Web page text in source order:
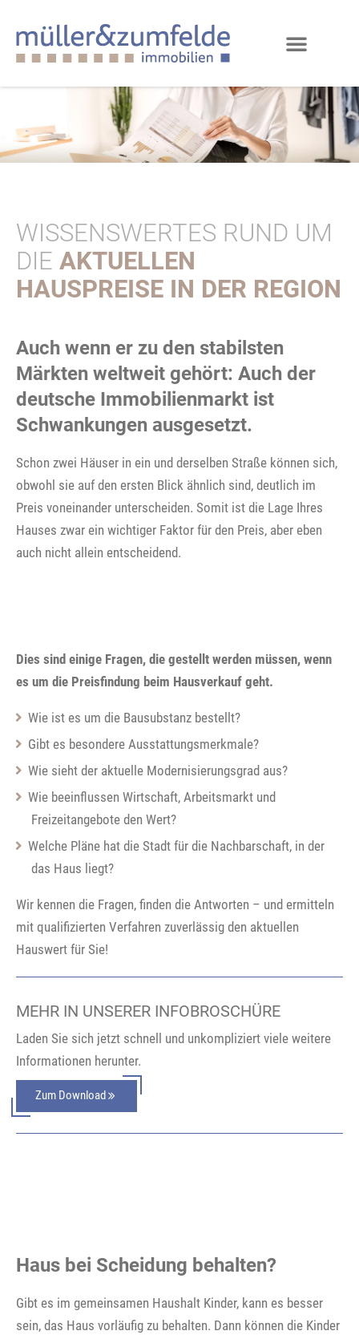
WISSENSWERTES RUND UM
DIE AKTUELLEN
HAUSPREISE IN DER REGION
Auch wenn er zu den stabilsten
Märkten weltweit gehört: Auch der
deutsche Immobilienmarkt ist
Schwankungen ausgesetzt.
Schon zwei Häuser in ein und derselben Straße können sich,
obwohl sie auf den ersten Blick ähnlich sind, deutlich im
Preis voneinander unterscheiden. Somit ist die Lage Ihres
Hauses zwar ein wichtiger Faktor für den Preis, aber eben
auch nicht allein entscheidend.
Dies sind einige Fragen, die gestellt werden müssen, wenn
es um die Preisfindung beim Hausverkauf geht.
Wie ist es um die Bausubstanz bestellt?
Gibt es besondere Ausstattungsmerkmale?
Wie sieht der aktuelle Modernisierungsgrad aus?
Wie beeinflussen Wirtschaft, Arbeitsmarkt und
Freizeitangebote den Wert?
Welche Pläne hat die Stadt für die Nachbarschaft, in der
das Haus liegt?
Wir kennen die Fragen, finden die Antworten – und ermitteln
mit qualifizierten Verfahren zuverlässig den aktuellen
Hauswert für Sie!
MEHR IN UNSERER INFOBROSCHÜRE
Laden Sie sich jetzt schnell und unkompliziert viele weitere
Informationen herunter.
Zum Download
Haus bei Scheidung behalten?
Gibt es im gemeinsamen Haushalt Kinder, kann es besser
sein, das Haus vorläufig zu behalten. Dann können die Kinder